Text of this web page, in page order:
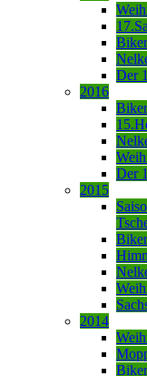
Der
2016
Der
2015
2014